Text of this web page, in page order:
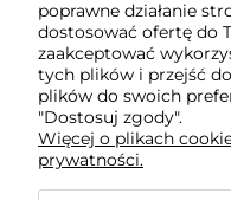
Gwarancja i
Moje konto
Inne
poprawne działanie
dostosować ofertę do
zaakceptować
tych plików i przejść
plików do swoich
"Dostosuj zgody".
Więcej o plikach
prywatności.